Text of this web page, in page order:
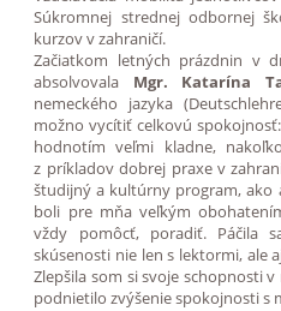
Súkromnej strednej odbornej
kurzov v zahraničí.
Začiatkom letných prázdnin v
absolvovala Mgr. Katarína
nemeckého jazyka
možno vycítiť celkovú
hodnotím veľmi kladne,
z príkladov dobrej praxe v
študijný a kultúrny program,
boli pre mňa veľkým
vždy pomôcť, poradiť. Páčila
skúsenosti nie len s lektormi, ale
Zlepšila som si svoje schopnosti
podnietilo zvýšenie spokojnosti s